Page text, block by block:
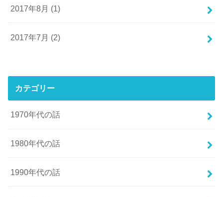
2017年8月 (1)
2017年7月 (2)
カテゴリー
1970年代の話
1980年代の話
1990年代の話